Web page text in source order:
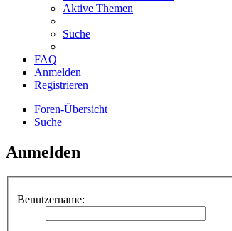
Aktive Themen
Suche
FAQ
Anmelden
Registrieren
Foren-Übersicht
Suche
Anmelden
Benutzername: